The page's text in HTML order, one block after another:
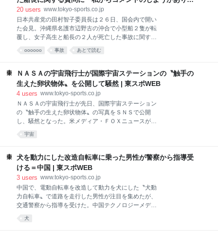
多が入場前に寝ていたところをらくにフォールされて
魅仁夢ｗｉｔｈ矢口真里の対戦でゴングが鳴らされ
た。途中、矢口のセクシービームがさく裂したかと思
えば、王座が辰巳リカに移動する場面も。１１番目に
登場の上坂はもちろん、サーベルタイガーのテーマに
れの上坂だが、どさくさでサー
せん」 | 東スポWEB
20 users www.tokyo-sports.co.jp
日本共産党の田村智子委員長は２６日、国会内で開い
た会見。沖縄県名護市辺野古の沖合で小型船２隻が転
覆し、女子高生と船長の２人が死亡した事故に関する
質問を受けた。 海上保安庁は死亡した船長が牧師を務
めていた沖縄県南城市の教会に２５日に立ち入った。
故をめぐっては、一部の週刊誌で亡くなった船長の名
前が報道されている。 小池晃書記局長は１６日の会見
で船長が共産党の役職に付いていたことに関して聞か
で海上ですね、（海に）出ていく船は限られているん
ですよ。その船しかないですよ。だから、あの船に乗
ったのは共産党関係者だけじゃない。実際、現地に行
かれた方は、いろんな野党のみなさんも行かれていま
ら、あの船しかないんです。
oooooo 事故 あとで読む
ＮＡＳＡの宇宙飛行士が国際宇宙ステーションの〝触手の
生えた卵状物体〟を公開して騒然 | 東スポWEB
4 users www.tokyo-sports.co.jp
ＮＡＳＡの宇宙飛行士が先日、国際宇宙ステーション
の〝触手の生えた卵状物体〟の写真をＳＮＳで公開
し、騒然となった。米メディア・ＦＯＸニュースが２
５日、報じた。 宇宙飛行士ドナルド・ペティ氏（７
０）が先日、奇妙な宇宙生命体のように見える写真を
し、そこから触手が伸び出しているように見える。 写
真を見たＸユーザーは「火で焼き払え」とコメント。
別のユーザーは、映画プレデターを引き合いに出し、
さらに別のユーザーは「マジで何かの卵が孵ってるの
かと思った」と書き込んだ。 しかし、この写真を投稿
したペティ氏はＸに「国際宇宙ステーションを周回す
るジャガイモです」と説明した。２０２４年９月から
宇宙
犬を動力にした改造自転車に乗った男性が警察から指導受
ける＝中国 | 東スポWEB
3 users www.tokyo-sports.co.jp
中国で、電動自転車を改造して動力を犬にした〝犬動
力自転車〟で道路を走行した男性が注目を集めたが、
交通警察から指導を受けた。中国テクノロジーメディ
ア「快科技」が先日、報じた。 ３月１７日、江蘇省常
州市で、ある男性が犬に乗って道路を走行する動画が
犬